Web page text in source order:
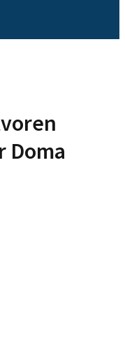
Doma